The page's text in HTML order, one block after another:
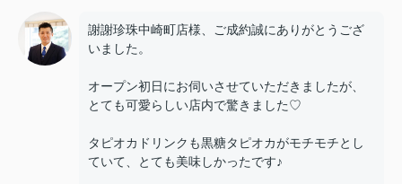
謝謝珍珠中崎町店様、ご成約誠にありがとうござ
いました。
オープン初日にお伺いさせていただきましたが、
とても可愛らしい店内で驚きました♡
タピオカドリンクも黒糖タピオカがモチモチとし
ていて、とても美味しかったです♪